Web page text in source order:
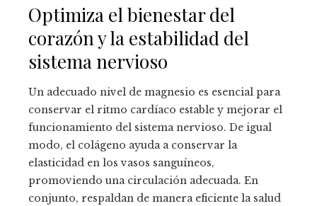
Optimiza el bienestar del
corazón y la estabilidad del
sistema nervioso
Un adecuado nivel de magnesio es esencial para
conservar el ritmo cardíaco estable y mejorar el
funcionamiento del sistema nervioso. De igual
modo, el colágeno ayuda a conservar la
elasticidad en los vasos sanguíneos,
promoviendo una circulación adecuada. En
conjunto, respaldan de manera eficiente la salud